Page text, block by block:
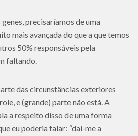
precisaríamos de uma
mais avançada do que a que temos
50% responsáveis pela
faltando.
das circunstâncias exteriores
e (grande) parte não está. A
a respeito disso de uma forma
eu poderia falar: “dai-me a